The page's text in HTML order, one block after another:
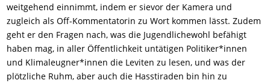
weitgehend einnimmt, indem er sievor der Kamera und
zugleich als Off-Kommentatorin zu Wort kommen lässt.Zudem
geht erden Fragen nach, wasdie Jugendlichewohl befähigt
haben mag, in aller Öffentlichkeit untätigen Politiker*innen
und Klimaleugner*innen die Leviten zu lesen, und was der
plötzliche Ruhm, aber auch die Hasstiraden bin hin zu